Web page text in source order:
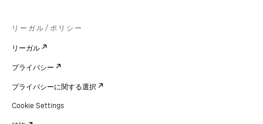
リーガル/ポリシー
リーガル
プライバシー
プライバシーに関する選択
Cookie Settings